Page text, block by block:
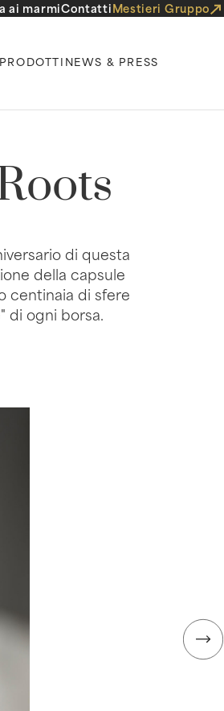
ai marmiContattiMestieri Gruppo
PRODOTTINEWS & PRESS
di questa
della capsule
centinaia di sfere
di ogni borsa.